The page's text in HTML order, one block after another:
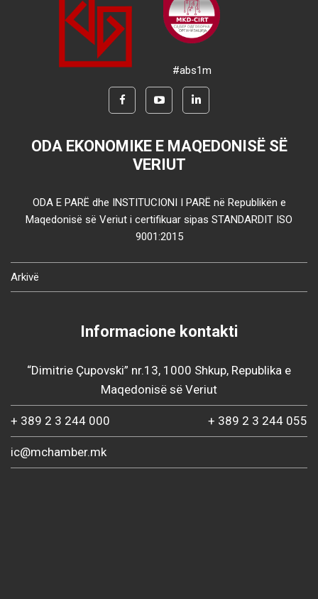
#abs1m
ODA EKONOMIKE E MAQEDONISË SË
VERIUT
ODA E PARË dhe INSTITUCIONI I PARË në Republikën e
Maqedonisë së Veriut i certifikuar sipas STANDARDIT ISO
9001:2015
Arkivë
Informacione kontakti
“Dimitrie Çupovski” nr.13, 1000 Shkup, Republika e
Maqedonisë së Veriut
+ 389 2 3 244 000 + 389 2 3 244 055
ic@mchamber.mk